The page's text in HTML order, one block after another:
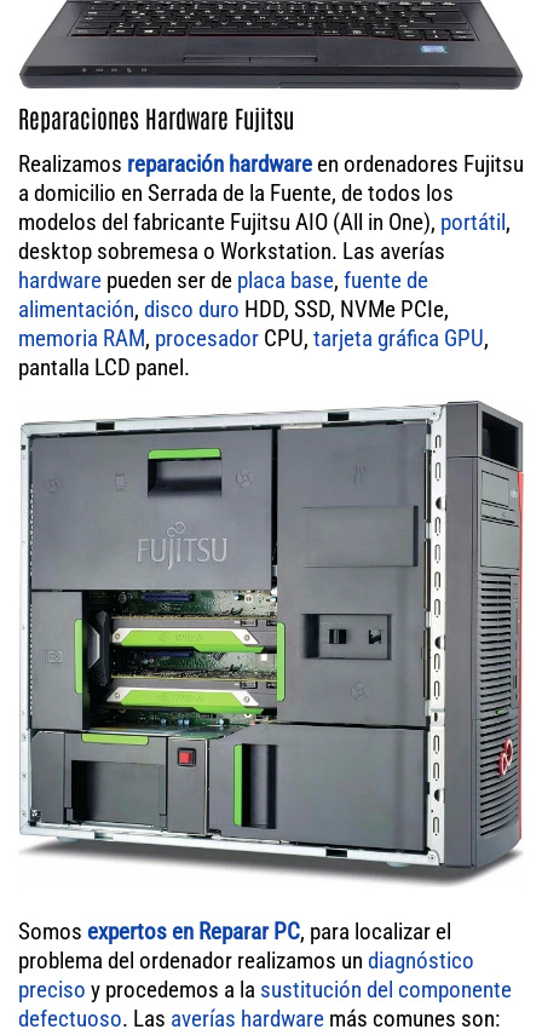
Reparaciones Hardware Fujitsu
Realizamos reparación hardware en ordenadores Fujitsu
a domicilio en Serrada de la Fuente, de todos los
modelos del fabricante Fujitsu AIO (All in One), portátil,
desktop sobremesa o Workstation. Las averías
hardware pueden ser de placa base, fuente de
alimentación, disco duro HDD, SSD, NVMe PCIe,
memoria RAM, procesador CPU, tarjeta gráfica GPU,
pantalla LCD panel.
Somos expertos en Reparar PC, para localizar el
problema del ordenador realizamos un diagnóstico
preciso y procedemos a la sustitución del componente
defectuoso. Las averías hardware más comunes son: